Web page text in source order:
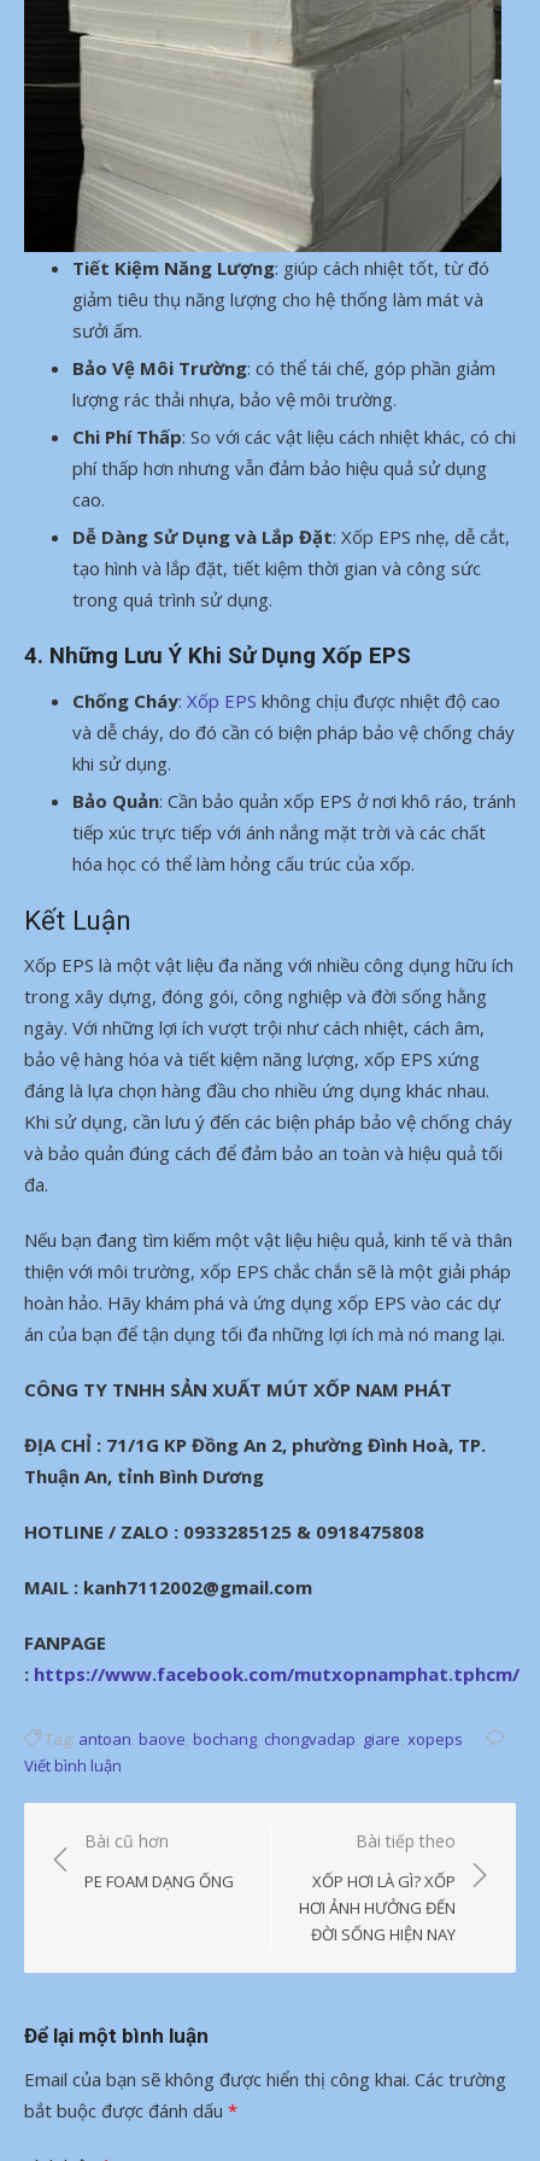
Tiết Kiệm Năng Lượng: giúp cách nhiệt tốt, từ đó
giảm tiêu thụ năng lượng cho hệ thống làm mát và
sưởi ấm.
Bảo Vệ Môi Trường: có thể tái chế, góp phần giảm
lượng rác thải nhựa, bảo vệ môi trường.
Chi Phí Thấp: So với các vật liệu cách nhiệt khác, có chi
phí thấp hơn nhưng vẫn đảm bảo hiệu quả sử dụng
cao.
Dễ Dàng Sử Dụng và Lắp Đặt: Xốp EPS nhẹ, dễ cắt,
tạo hình và lắp đặt, tiết kiệm thời gian và công sức
trong quá trình sử dụng.
4. Những Lưu Ý Khi Sử Dụng Xốp EPS
Chống Cháy: Xốp EPS không chịu được nhiệt độ cao
và dễ cháy, do đó cần có biện pháp bảo vệ chống cháy
khi sử dụng.
Bảo Quản: Cần bảo quản xốp EPS ở nơi khô ráo, tránh
tiếp xúc trực tiếp với ánh nắng mặt trời và các chất
hóa học có thể làm hỏng cấu trúc của xốp.
Kết Luận
Xốp EPS là một vật liệu đa năng với nhiều công dụng hữu ích
trong xây dựng, đóng gói, công nghiệp và đời sống hằng
ngày. Với những lợi ích vượt trội như cách nhiệt, cách âm,
bảo vệ hàng hóa và tiết kiệm năng lượng, xốp EPS xứng
đáng là lựa chọn hàng đầu cho nhiều ứng dụng khác nhau.
Khi sử dụng, cần lưu ý đến các biện pháp bảo vệ chống cháy
và bảo quản đúng cách để đảm bảo an toàn và hiệu quả tối
đa.
Nếu bạn đang tìm kiếm một vật liệu hiệu quả, kinh tế và thân
thiện với môi trường, xốp EPS chắc chắn sẽ là một giải pháp
hoàn hảo. Hãy khám phá và ứng dụng xốp EPS vào các dự
án của bạn để tận dụng tối đa những lợi ích mà nó mang lại.
CÔNG TY TNHH SẢN XUẤT MÚT XỐP NAM PHÁT
ĐỊA CHỈ : 71/1G KP Đồng An 2, phường Đình Hoà, TP.
Thuận An, tỉnh Bình Dương
HOTLINE / ZALO : 0933285125 & 0918475808
MAIL : kanh7112002@gmail.com
FANPAGE
: https://www.facebook.com/mutxopnamphat.tphcm/
Tag: antoan, baove, bochang, chongvadap, giare, xopeps
Viết bình luận
Điều
hướng
Bài cũ hơn
PE FOAM DẠNG ỐNG
Bài tiếp theo
XỐP HƠI LÀ GÌ? XỐP
HƠI ẢNH HƯỞNG ĐẾN
ĐỜI SỐNG HIỆN NAY
Để lại một bình luận
Email của bạn sẽ không được hiển thị công khai. Các trường
bắt buộc được đánh dấu *